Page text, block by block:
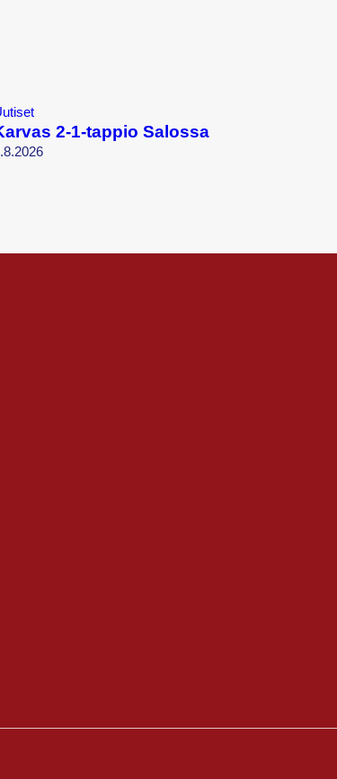
2-1-tappio Salossa